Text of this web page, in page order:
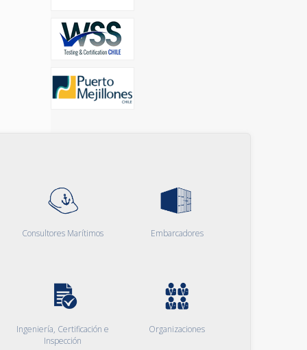
Consultores Marítimos Embarcadores
Ingeniería, Certificación e
Inspección
Organizaciones